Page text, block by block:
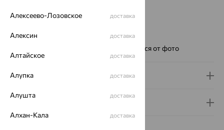
Модель:Розмарин
Вес металла:
Цвет и фактура могут отличаться от фото
Доставка и оплата
Алексеево-Лозовское доставка
Алексин доставка
Алтайское доставка
Алупка доставка
Алушта доставка
Алхан-Кала доставка